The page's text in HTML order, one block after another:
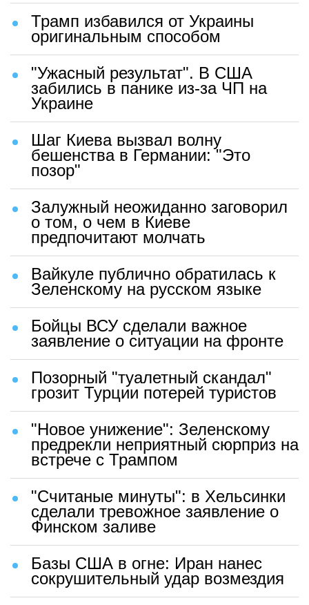
Трамп избавился от Украины
оригинальным способом
"Ужасный результат". В США
забились в панике из-за ЧП на
Украине
Шаг Киева вызвал волну
бешенства в Германии: "Это
позор"
Залужный неожиданно заговорил
о том, о чем в Киеве
предпочитают молчать
Вайкуле публично обратилась к
Зеленскому на русском языке
Бойцы ВСУ сделали важное
заявление о ситуации на фронте
Позорный "туалетный скандал"
грозит Турции потерей туристов
"Новое унижение": Зеленскому
предрекли неприятный сюрприз на
встрече с Трампом
"Считаные минуты": в Хельсинки
сделали тревожное заявление о
Финском заливе
Базы США в огне: Иран нанес
сокрушительный удар возмездия